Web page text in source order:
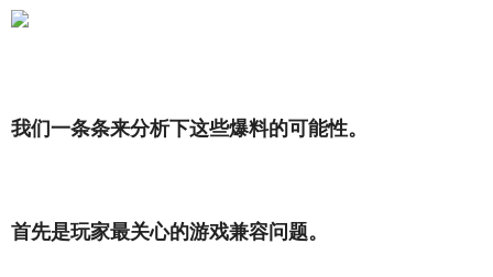
我们一条条来分析下这些爆料的可能性。
首先是玩家最关心的游戏兼容问题。